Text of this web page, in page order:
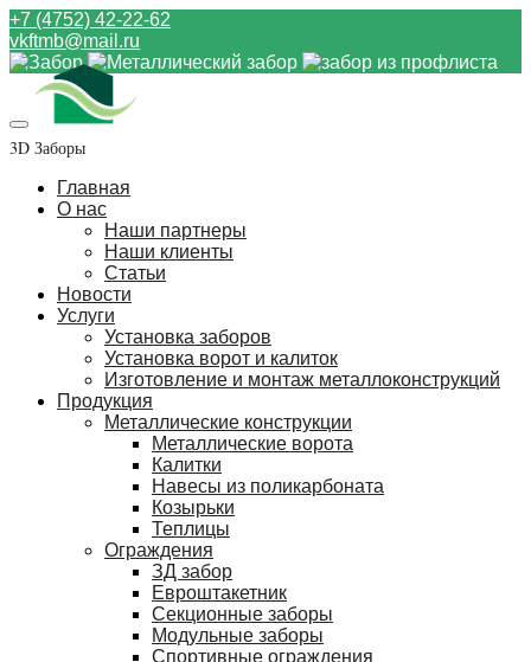
+7 (4752) 42-22-62
vkftmb@mail.ru
3D Заборы
Главная
О нас
Наши партнеры
Наши клиенты
Статьи
Новости
Услуги
Установка заборов
Установка ворот и калиток
Изготовление и монтаж металлоконструкций
Продукция
Металлические конструкции
Металлические ворота
Калитки
Навесы из поликарбоната
Козырьки
Теплицы
Ограждения
ЗД забор
Евроштакетник
Секционные заборы
Модульные заборы
Спортивные ограждения